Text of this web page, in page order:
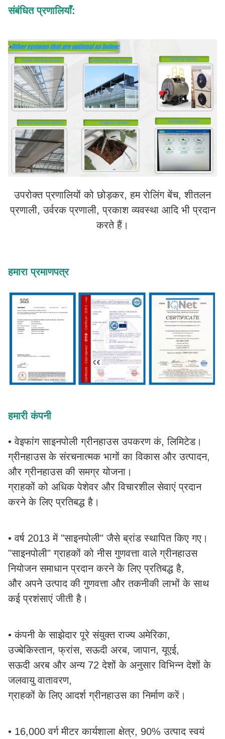
संबंधित प्रणालियाँ:
उपरोक्त प्रणालियों को छोड़कर, हम रोलिंग बेंच, शीतलन
प्रणाली, उर्वरक प्रणाली, प्रकाश व्यवस्था आदि भी प्रदान
करते हैं।
हमारा प्रमाणपत्र
हमारी कंपनी
• वेइफांग साइनपोली ग्रीनहाउस उपकरण कं, लिमिटेड।
ग्रीनहाउस के संरचनात्मक भागों का विकास और उत्पादन,
और ग्रीनहाउस की समग्र योजना।
ग्राहकों को अधिक पेशेवर और विचारशील सेवाएं प्रदान
करने के लिए प्रतिबद्ध है।
• वर्ष 2013 में "साइनपोली" जैसे ब्रांड स्थापित किए गए।
"साइनपोली" ग्राहकों को नीस गुणवत्ता वाले ग्रीनहाउस
नियोजन समाधान प्रदान करने के लिए प्रतिबद्ध है,
और अपने उत्पाद की गुणवत्ता और तकनीकी लाभों के साथ
कई प्रशंसाएं जीती है।
• कंपनी के साझेदार पूरे संयुक्त राज्य अमेरिका,
उज्बेकिस्तान, फ्रांस, सऊदी अरब, जापान, यूएई,
सऊदी अरब और अन्य 72 देशों के अनुसार विभिन्न देशों के
जलवायु वातावरण,
ग्राहकों के लिए आदर्श ग्रीनहाउस का निर्माण करें।
• 16,000 वर्ग मीटर कार्यशाला क्षेत्र, 90% उत्पाद स्वयं